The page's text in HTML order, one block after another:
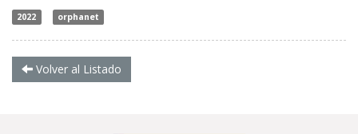
2022 orphanet
Volver al Listado